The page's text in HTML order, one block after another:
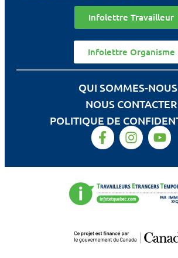
Infolettre Travailleur
Infolettre Organisme
QUI SOMMES-
NOUS CONTACTER
POLITIQUE DE